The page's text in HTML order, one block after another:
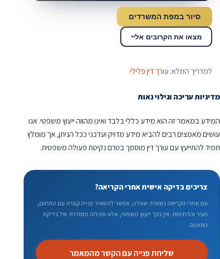
סיור במפת המשרדים
מצאו את הקרובים אליי
למדריך המלא: עורך דין פלילי.
מדיניות עריכה וגילוי נאות
המידע במאמר זה הוא מידע כללי בלבד ואינו מהווה ייעוץ משפטי. אנו
עושים מאמצים רבים להביא מידע מדויק ועדכני ככל הניתן, אך מומלץ
תמיד להתייעץ עם עורך דין מוסמך בטרם נקיטת פעולה משפטית.
צריכים בדיקה אישית אחרי הקריאה?
אם אחרי הקריאה נשארה שאלה, אפשר להשאיר פנייה קצרה עם התחום,
העיר והדחיפות. אין בכך ייעוץ משפטי, אלא פתיחה מסודרת של בדיקת
התאמה.
שליחת פנייה עם הקשר מהמאמר